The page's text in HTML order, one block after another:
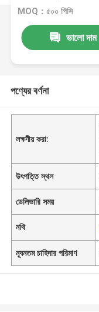
MOQ：৫০০ পিসি
ভালো দাম
পণ্যের বর্ণনা
লক্ষণীয় করা:
উৎপত্তি স্থল
ডেলিভারি সময়
নথি
ন্যূনতম চাহিদার পরিমাণ